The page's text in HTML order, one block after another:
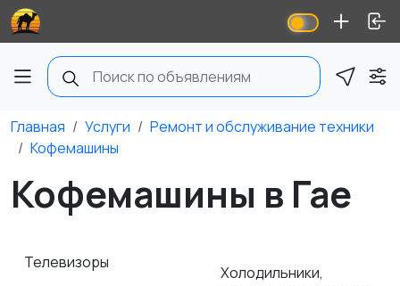
Главная Услуги
Ремонт и обслуживание техники
Кофемашины
Кофемашины в Гае
Телевизоры
Холодильники,